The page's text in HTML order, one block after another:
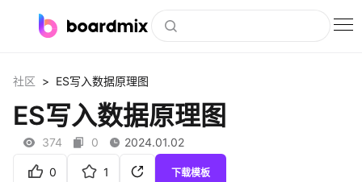
社区资源
下载
社区 > ES写入数据原理图
ES写入数据原理图
374 0 2024.01.02
0 1 下载模板